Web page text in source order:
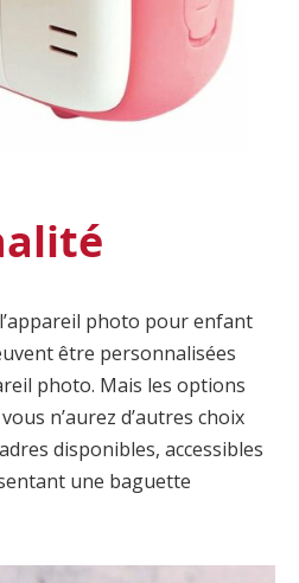
photo pour enfant
être personnalisées
photo. Mais les options
n’aurez d’autres choix
disponibles, accessibles
une baguette